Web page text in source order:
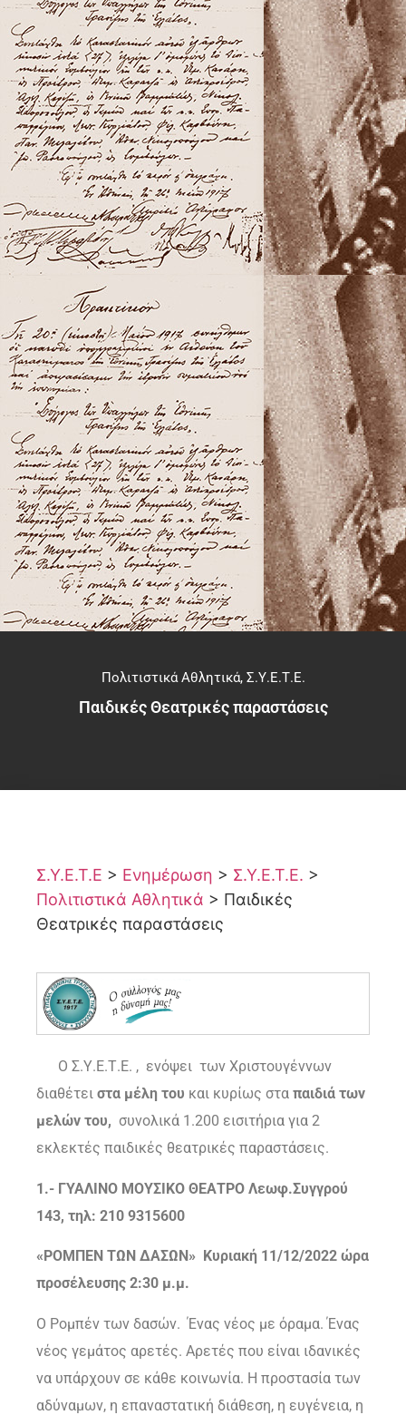
Πολιτιστικά Αθλητικά, Σ.Υ.Ε.Τ.Ε.
Παιδικές Θεατρικές παραστάσεις
Σ.Υ.Ε.Τ.Ε > Ενημέρωση > Σ.Υ.Ε.Τ.Ε. >
Πολιτιστικά Αθλητικά > Παιδικές
Θεατρικές παραστάσεις
Ο Σ.Υ.Ε.Τ.Ε. , ενόψει των Χριστουγέννων
διαθέτει στα μέλη του και κυρίως στα παιδιά των
μελών του, συνολικά 1.200 εισιτήρια για 2
εκλεκτές παιδικές θεατρικές παραστάσεις.
1.- ΓΥΑΛΙΝΟ ΜΟΥΣΙΚΟ ΘΕΑΤΡΟ Λεωφ.Συγγρού
143, τηλ: 210 9315600
«ΡΟΜΠΕΝ ΤΩΝ ΔΑΣΩΝ» Κυριακή 11/12/2022 ώρα
προσέλευσης 2:30 μ.μ.
Ο Ρομπέν των δασών. Ένας νέος με όραμα. Ένας
νέος γεμάτος αρετές. Αρετές που είναι ιδανικές
να υπάρχουν σε κάθε κοινωνία. Η προστασία των
αδύναμων, η επαναστατική διάθεση, η ευγένεια, η